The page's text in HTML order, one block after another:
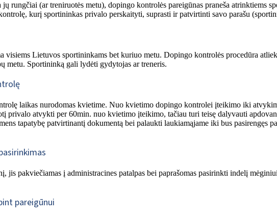
rungčiai (ar treniruotės metu), dopingo kontrolės pareigūnas praneša atrinktiems
kurį sportininkas privalo perskaityti, suprasti ir patvirtinti savo parašu
Lietuvos sportininkams bet kuriuo metu. Dopingo kontrolės procedūra
metu. Sportininką gali lydėti gydytojas ar treneris.
laikas nurodomas kvietime. Nuo kvietimo dopingo kontrolei įteikimo iki
privalo atvykti per 60min. nuo kvietimo įteikimo, tačiau turi teisę dalyvauti
tapatybę patvirtinantį dokumentą bei palaukti laukiamąjame iki bus
jis pakviečiamas į administracines patalpas bei paprašomas pasirinkti indelį
pareigūnui